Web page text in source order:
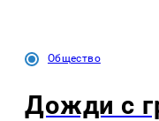
Общество
Дожди с